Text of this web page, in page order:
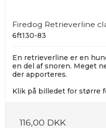
Firedog Retrieverline
6ft130-83
En retrieverline er en
en del af snoren. Meget
der apporteres.
Klik på billedet for større
116,00 DKK